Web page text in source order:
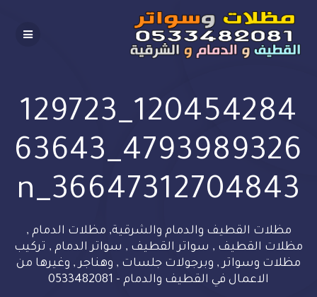
to
content
120454284_129723
4793989326_63643
36647312704843_n
مظلات القطيف والدمام والشرقية, مظلات الدمام ,
مظلات القطيف , سواتر القطيف , سواتر الدمام , تركيب
مظلات وسواتر , وبرجولات جلسات , وهناجر , وغيرها من
الاعمال في القطيف والدمام - 0533482081